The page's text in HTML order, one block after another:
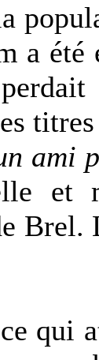
a
ami
et
Brel.
qui